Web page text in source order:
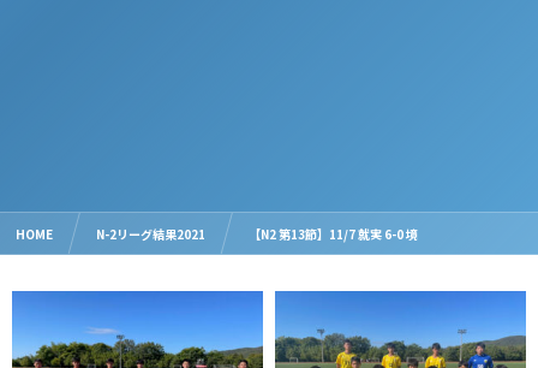
HOME N-2リーグ結果2021 【N2 第13節】11/7 就実 6-0 境